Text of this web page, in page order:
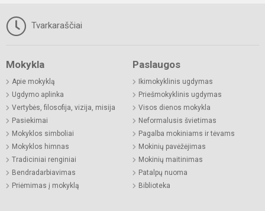
Tvarkaraščiai
Mokykla
Apie mokyklą
Ugdymo aplinka
Vertybės, filosofija, vizija, misija
Pasiekimai
Mokyklos simboliai
Mokyklos himnas
Tradiciniai renginiai
Bendradarbiavimas
Priėmimas į mokyklą
Paslaugos
Ikimokyklinis ugdymas
Priešmokyklinis ugdymas
Visos dienos mokykla
Neformalusis švietimas
Pagalba mokiniams ir tėvams
Mokinių pavėžėjimas
Mokinių maitinimas
Patalpų nuoma
Biblioteka